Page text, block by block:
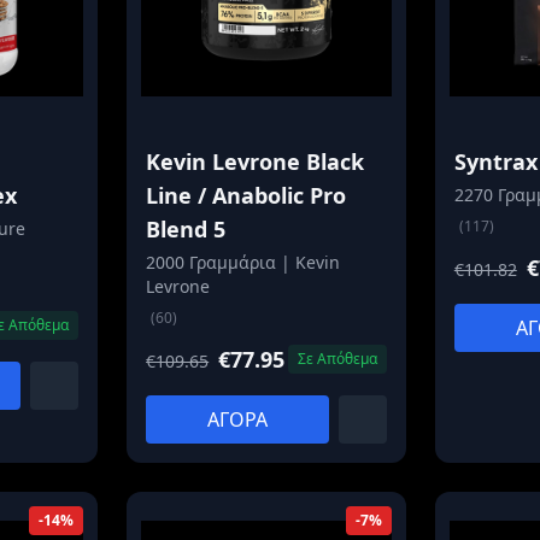
Απόθεμα
Kevin Levrone Black
Line / Anabolic Pro
Blend 5
2000 Γραμμάρια | Kevin
Levrone
(60)
€109.65 €77.95 Σε Απόθεμα
ΑΓΟΡΑ
2270
(117)
€101.82
-14% -7%